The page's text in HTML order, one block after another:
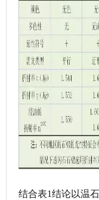
结合表1结论以温